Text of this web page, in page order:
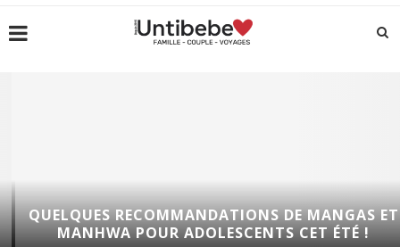
QUELQUES RECOMMANDATIONS DE MANGAS ET
MANHWA POUR ADOLESCENTS CET ÉTÉ !